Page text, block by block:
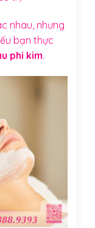
nhau, nhưng
bạn thực
phi kim.